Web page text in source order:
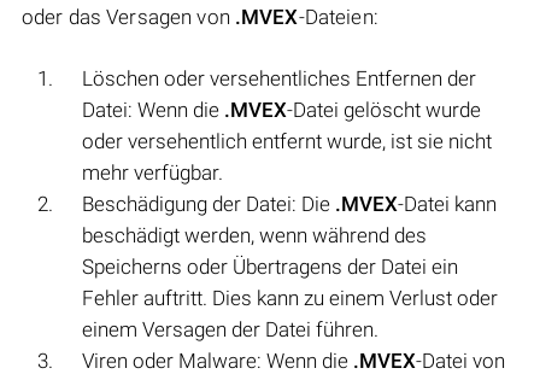
oder das Versagen von .MVEX-Dateien:
Löschen oder versehentliches Entfernen der
Datei: Wenn die .MVEX-Datei gelöscht wurde
oder versehentlich entfernt wurde, ist sie nicht
mehr verfügbar.
Beschädigung der Datei: Die .MVEX-Datei kann
beschädigt werden, wenn während des
Speicherns oder Übertragens der Datei ein
Fehler auftritt. Dies kann zu einem Verlust oder
einem Versagen der Datei führen.
Viren oder Malware: Wenn die .MVEX-Datei von